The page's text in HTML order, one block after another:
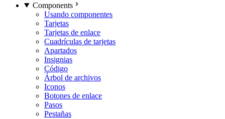
Components
Usando componentes
Tarjetas
Tarjetas de enlace
Cuadrículas de tarjetas
Apartados
Insignias
Código
Árbol de archivos
Iconos
Botones de enlace
Pasos
Pestañas